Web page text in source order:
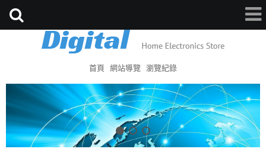
首頁 網站導覽 瀏覽紀錄